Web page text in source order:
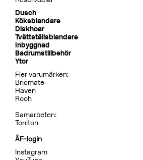
Dusch
BOX7268 ED2 Black Chrome
CR MB